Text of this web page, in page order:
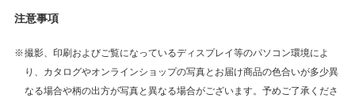
注意事項
撮影、印刷およびご覧になっているディスプレイ等のパソコン環境によ
り、カタログやオンラインショップの写真とお届け商品の色合いが多少異
なる場合や柄の出方が写真と異なる場合がございます。予めご了承くださ